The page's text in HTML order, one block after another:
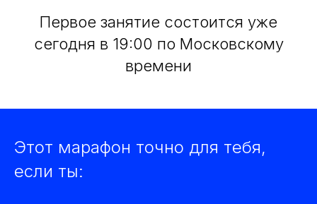
Первое занятие состоится уже
сегодня в 19:00 по Московскому
времени
Этот марафон точно для тебя,
если ты: